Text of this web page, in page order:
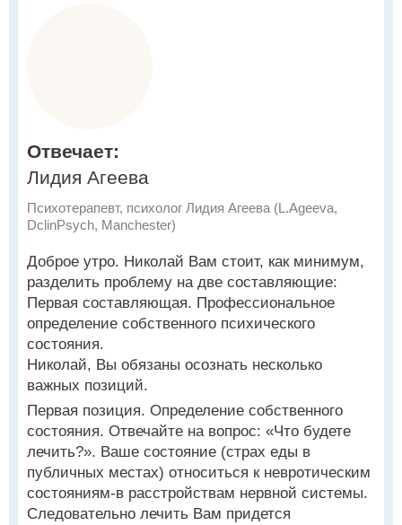
Отвечает:
Лидия Агеева
Психотерапевт, психолог Лидия Агеева (L.Ageeva,
DclinPsych, Manchester)
Доброе утро. Николай Вам стоит, как минимум,
разделить проблему на две составляющие:
Первая составляющая. Профессиональное
определение собственного психического
состояния.
Николай, Вы обязаны осознать несколько
важных позиций.
Первая позиция. Определение собственного
состояния. Отвечайте на вопрос: «Что будете
лечить?». Ваше состояние (страх еды в
публичных местах) относиться к невротическим
состояниям-в расстройствам нервной системы.
Следовательно лечить Вам придется